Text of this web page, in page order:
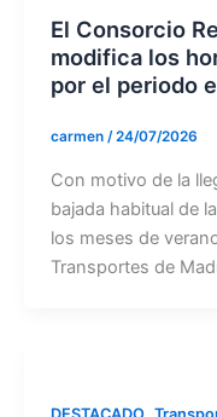
El Consorcio
modifica los
por el periodo
carmen /24/07/2026
Con motivo de la
bajada habitual de
los meses de
Transportes de